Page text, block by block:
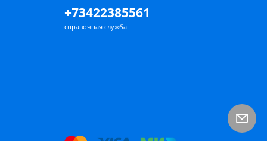
+73422385561
справочная служба